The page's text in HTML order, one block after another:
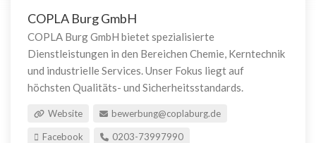
COPLA Burg GmbH
COPLA Burg GmbH bietet spezialisierte
Dienstleistungen in den Bereichen Chemie, Kerntechnik
und industrielle Services. Unser Fokus liegt auf
höchsten Qualitäts- und Sicherheitsstandards.
Website bewerbung@coplaburg.de
Facebook 0203-73997990